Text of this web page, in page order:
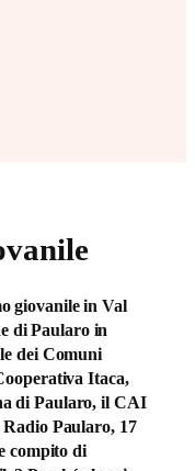
giovanile in Val
di Paularo in
dei Comuni
Itaca,
di Paularo, il CAI
Paularo, 17
compito di